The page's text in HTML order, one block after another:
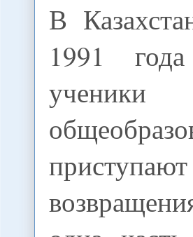
В
1991
ученики